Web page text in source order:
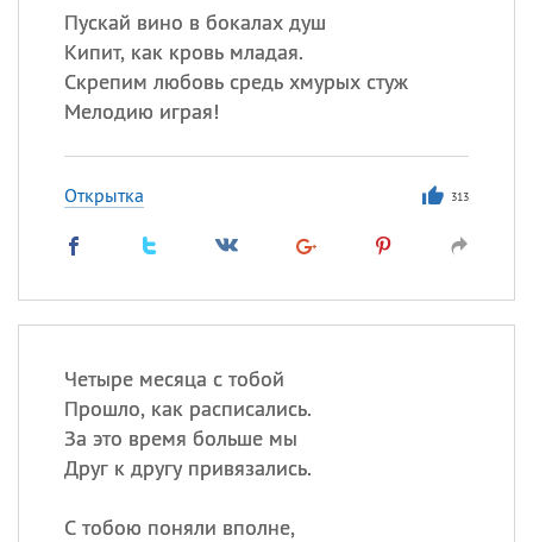
Пускай вино в бокалах душ
Кипит, как кровь младая.
Скрепим любовь средь хмурых стуж
Мелодию играя!
Открытка 313
Четыре месяца с тобой
Прошло, как расписались.
За это время больше мы
Друг к другу привязались.
С тобою поняли вполне,